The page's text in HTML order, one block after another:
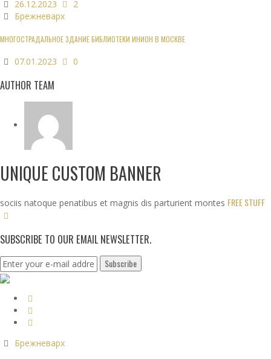
26.12.2023
2
Брежневарх
МНОГОСТРАДАЛЬНОЕ ЗДАНИЕ БИБЛИОТЕКИ ИНИОН В МОСКВЕ
07.01.2023 0
AUTHOR TEAM
UNIQUE CUSTOM BANNER
sociis natoque penatibus et magnis dis parturient montes FREE STUFF
SUBSCRIBE TO OUR EMAIL NEWSLETTER.
Брежневарх